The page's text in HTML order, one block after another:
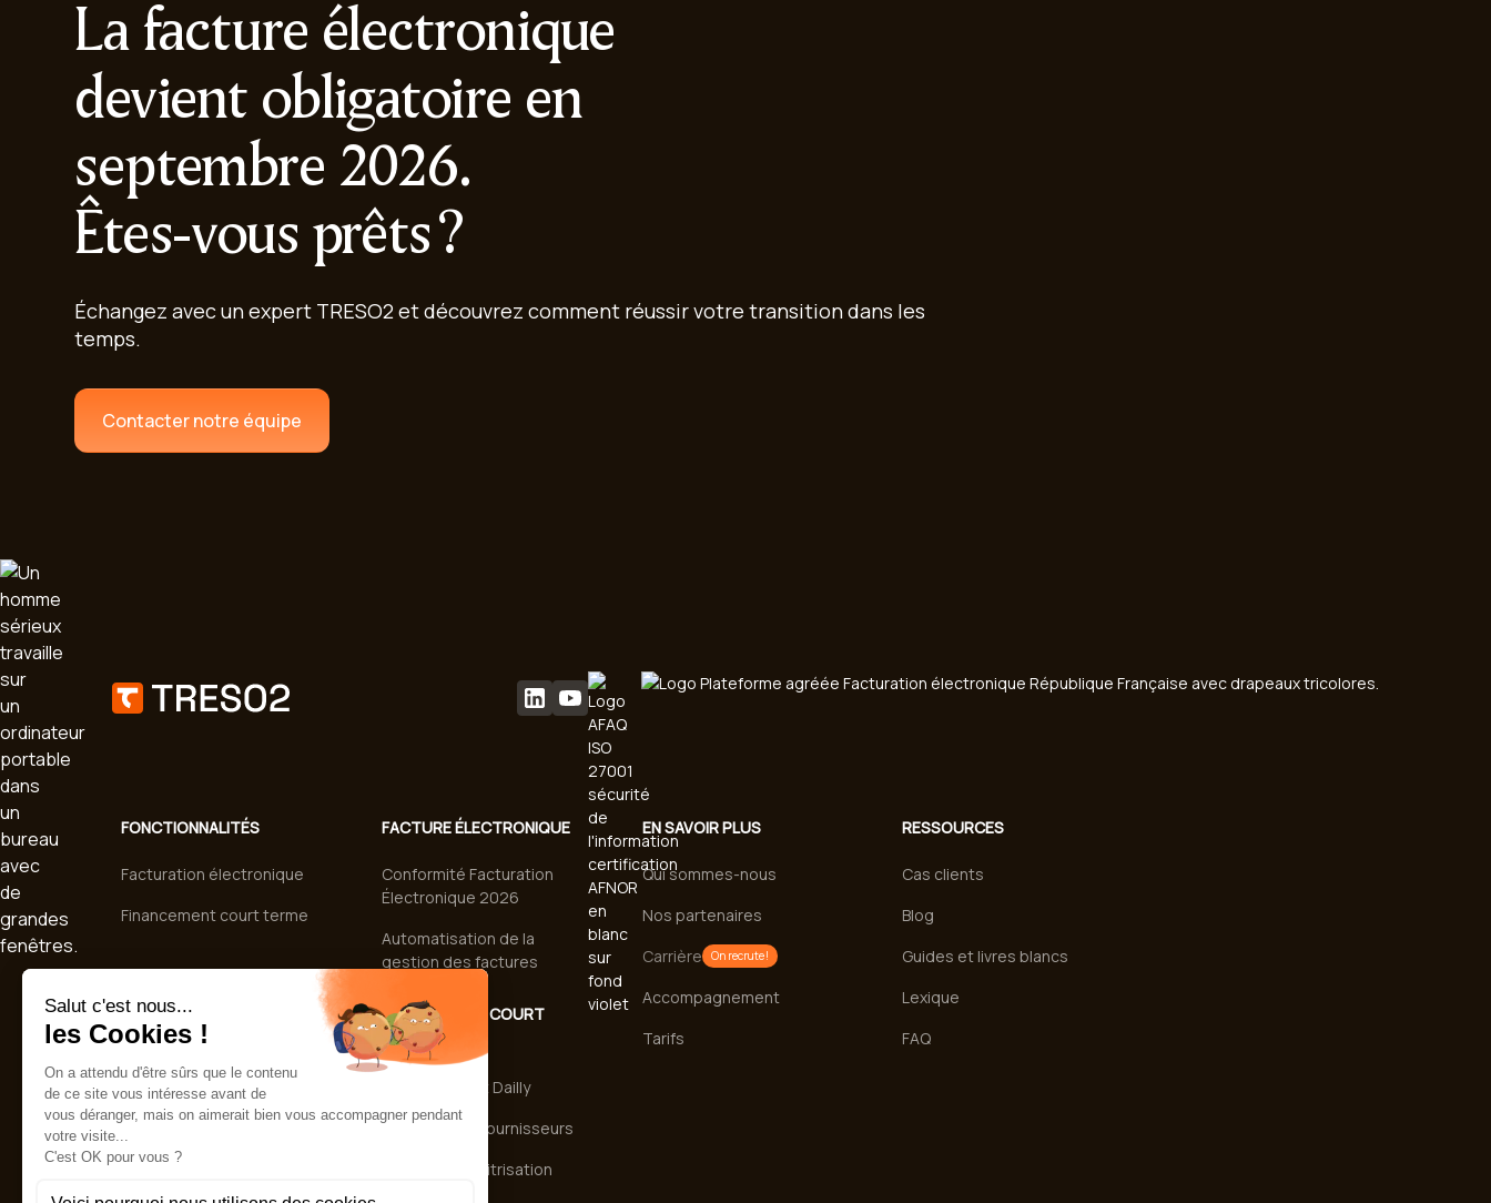
La facture électronique
devient obligatoire en
septembre 2026.
Êtes-vous prêts ?
Échangez avec un expert TRESO2 et découvrez comment réussir votre transition dans les
temps.
Contacter notre équipe
FONCTIONNALITÉS
Facturation électronique
Financement court terme
SERVICES
déploiement
Intégrations ERP & logiciels
comptables
FACTURE ÉLECTRONIQUE
Conformité Facturation
Électronique 2026
Automatisation de la
gestion des factures
FINANCEMENT COURT
TERME
Affacturage et Dailly
Financement fournisseurs
Financement titrisation
EN SAVOIR PLUS
Qui sommes-nous
Nos partenaires
Carrière
On recrute !
Accompagnement
Tarifs
RESSOURCES
Cas clients
Blog
Guides et livres blancs
Lexique
FAQ